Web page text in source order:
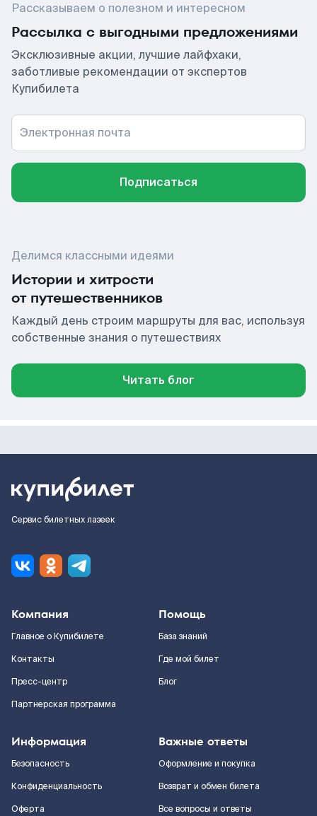
Рассказываем о полезном и интересном
Рассылка с выгодными предложениями
Эксклюзивные акции, лучшие лайфхаки,
заботливые рекомендации от экспертов
Купибилета
Электронная почта
Подписаться
Делимся классными идеями
Истории и хитрости
от путешественников
Каждый день строим маршруты для вас, используя
собственные знания о путешествиях
Читать блог
Сервис билетных лазеек
Компания
Главное о Купибилете
Контакты
Пресс-центр
Партнерская программа
Помощь
База знаний
Где мой билет
Блог
Информация
Безопасность
Конфиденциальность
Оферта
Важные ответы
Оформление и покупка
Возврат и обмен билета
Все вопросы и ответы